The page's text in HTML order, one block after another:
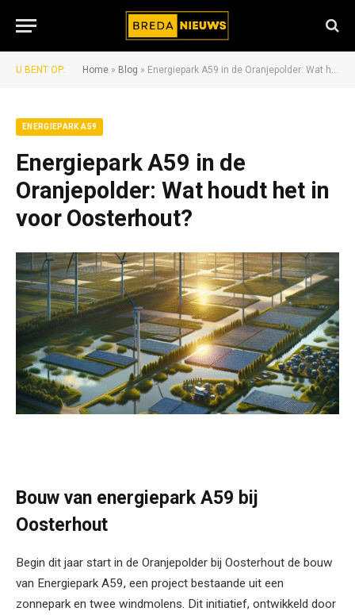
U BENT OP: Home » Blog » Energiepark A59 in de Oranjepolder: Wat houdt het in voor Oosterhout?
ENERGIEPARK A59
Energiepark A59 in de
Oranjepolder: Wat houdt het in
voor Oosterhout?
Bouw van energiepark A59 bij
Oosterhout
Begin dit jaar start in de Oranjepolder bij Oosterhout de bouw
van Energiepark A59, een project bestaande uit een
zonnepark en twee windmolens. Dit initiatief, ontwikkeld door